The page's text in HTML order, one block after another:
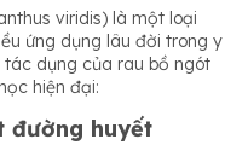
viridis) là một loại
ứng dụng lâu đời trong y
dụng của rau bồ ngót
hiện đại:
đường huyết